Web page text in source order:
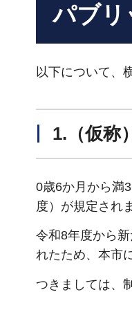
パブリ
以下について、
1.（仮称
0歳6か月から満
度）が規定され
令和8年度から
れたため、本市
つきましては、